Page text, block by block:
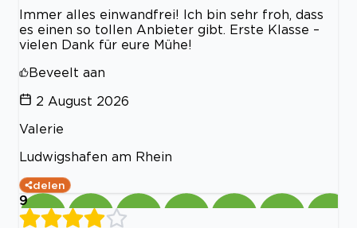
​Immer alles einwandfrei! Ich bin sehr froh, dass
es einen so tollen Anbieter gibt. Erste Klasse –
vielen Dank für eure Mühe!
Beveelt aan
2 August 2026
Valerie
Ludwigshafen am Rhein
delen
9